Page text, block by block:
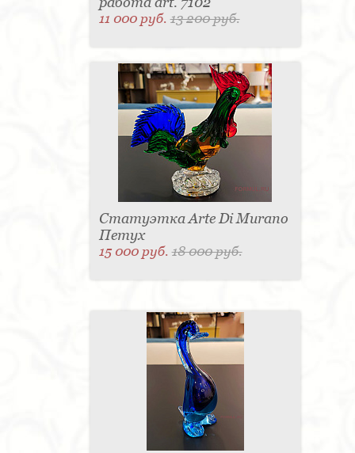
11 000 руб.13 200 руб.
Статуэтка Arte Di Murano
Петух
15 000 руб.18 000 руб.